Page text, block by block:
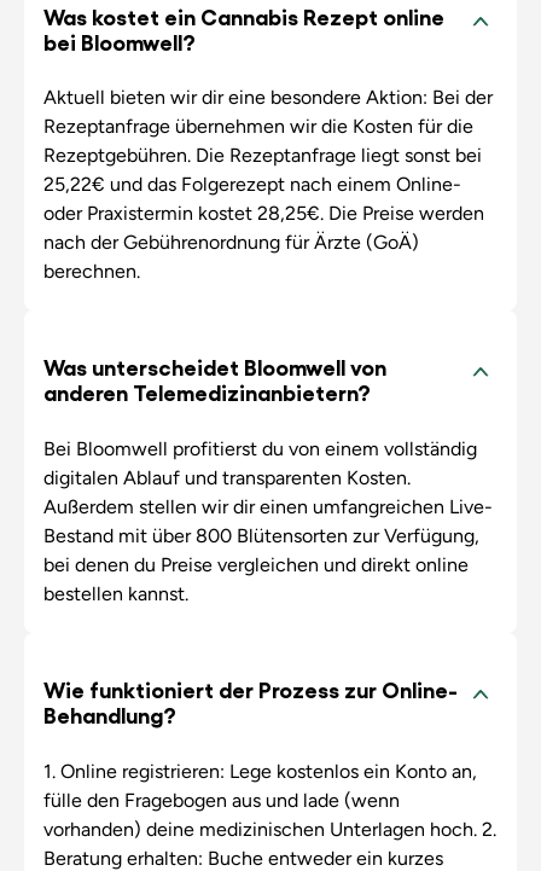
Was kostet ein Cannabis Rezept online
bei Bloomwell?
Aktuell bieten wir dir eine besondere Aktion: Bei der
Rezeptanfrage übernehmen wir die Kosten für die
Rezeptgebühren. Die Rezeptanfrage liegt sonst bei
25,22€ und das Folgerezept nach einem Online-
oder Praxistermin kostet 28,25€. Die Preise werden
nach der Gebührenordnung für Ärzte (GoÄ)
berechnen.
Was unterscheidet Bloomwell von
anderen Telemedizinanbietern?
Bei Bloomwell profitierst du von einem vollständig
digitalen Ablauf und transparenten Kosten.
Außerdem stellen wir dir einen umfangreichen Live-
Bestand mit über 800 Blütensorten zur Verfügung,
bei denen du Preise vergleichen und direkt online
bestellen kannst.
Wie funktioniert der Prozess zur Online-
Behandlung?
1. Online registrieren: Lege kostenlos ein Konto an,
fülle den Fragebogen aus und lade (wenn
vorhanden) deine medizinischen Unterlagen hoch. 2.
Beratung erhalten: Buche entweder ein kurzes